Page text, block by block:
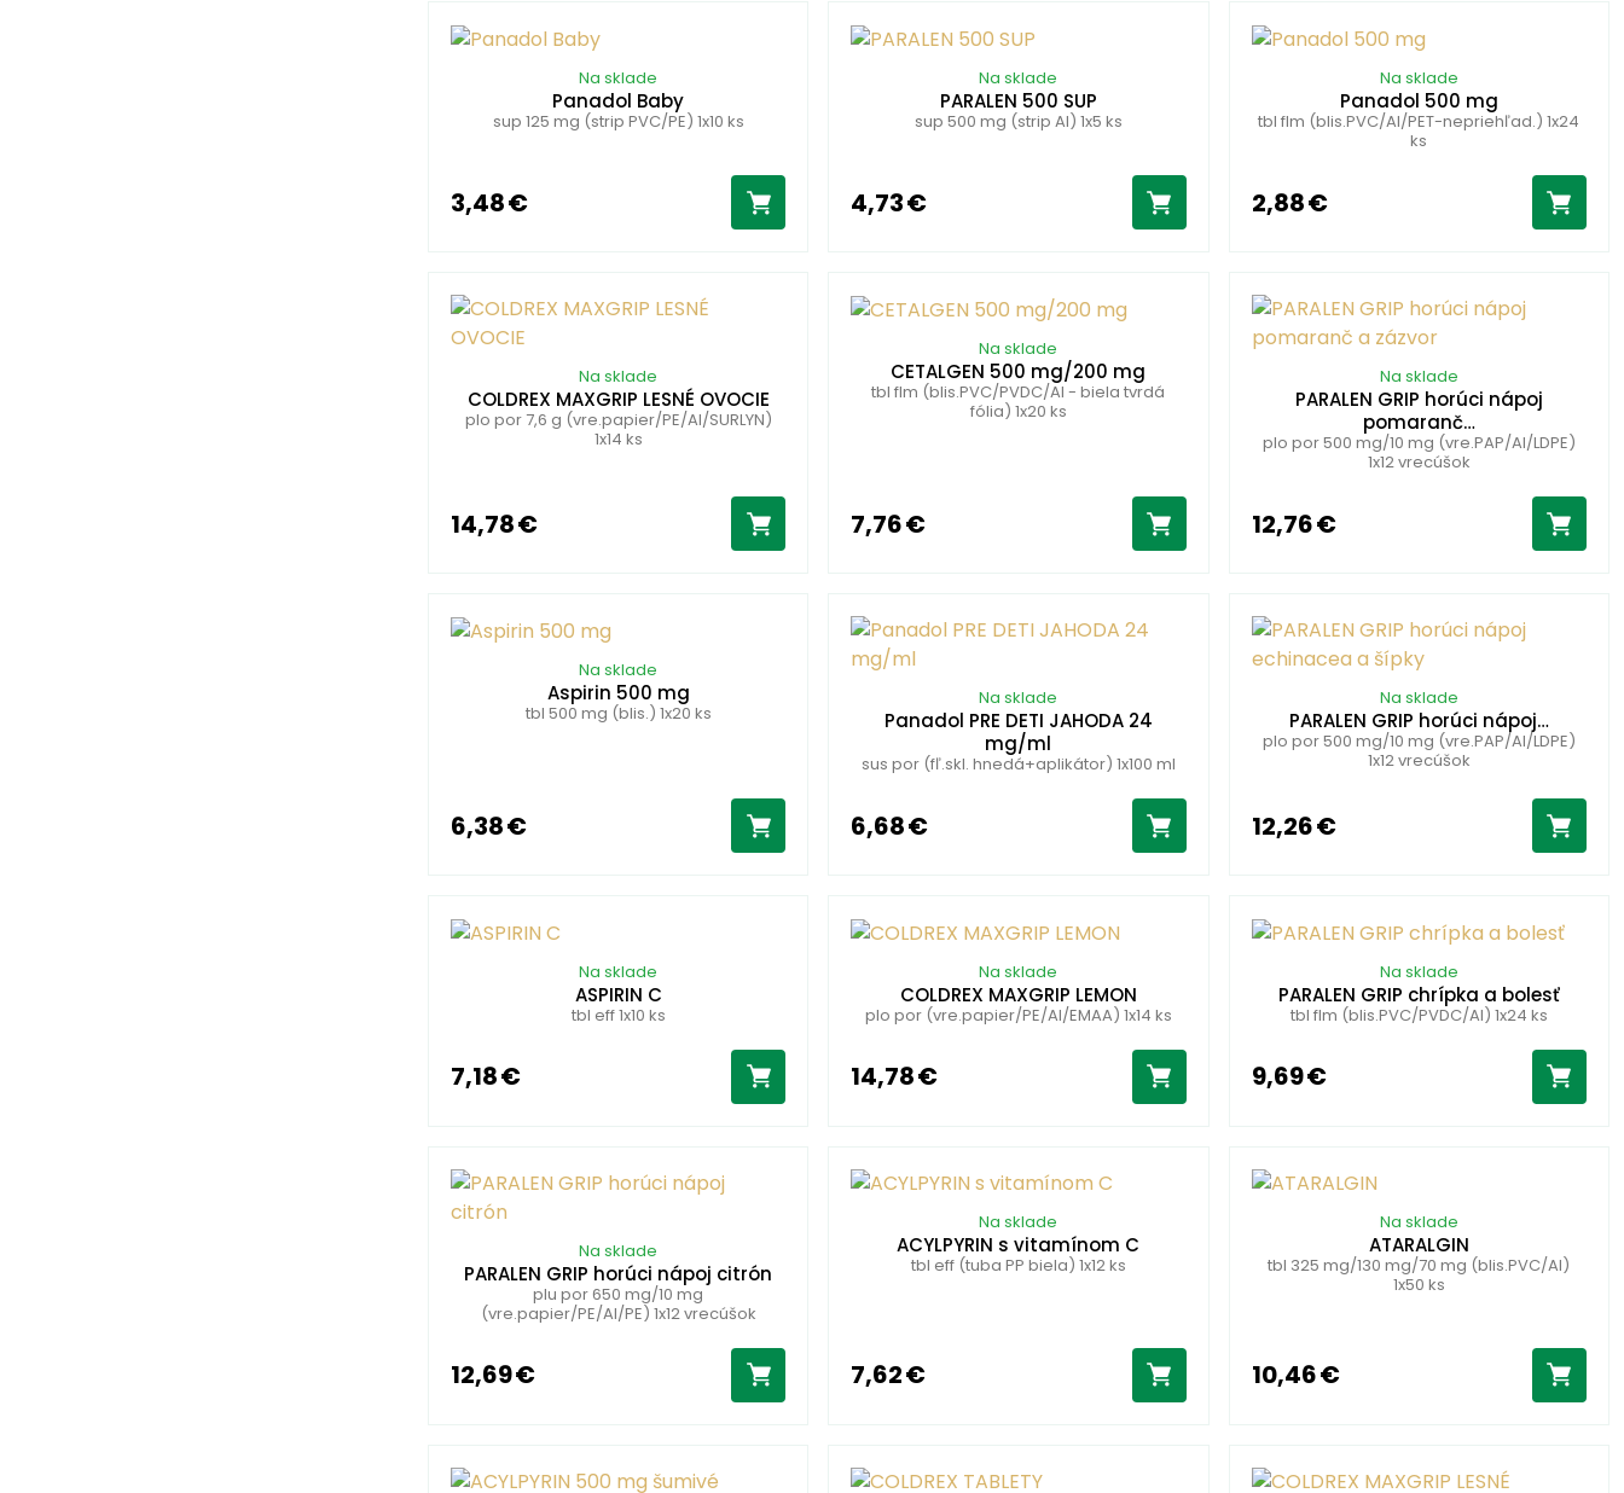
Na sklade
Panadol Baby
sup 125 mg (strip PVC/PE) 1x10 ks
3,48 €
Na sklade
PARALEN 500 SUP
sup 500 mg (strip Al) 1x5 ks
4,73 €
Na sklade
Panadol 500 mg
tbl flm (blis.PVC/Al/PET-nepriehľad.) 1x24
ks
2,88 €
Na sklade
COLDREX MAXGRIP LESNÉ OVOCIE
plo por 7,6 g (vre.papier/PE/Al/SURLYN)
1x14 ks
14,78 €
Na sklade
CETALGEN 500 mg/200 mg
tbl flm (blis.PVC/PVDC/Al - biela tvrdá
fólia) 1x20 ks
7,76 €
Na sklade
PARALEN GRIP horúci nápoj
pomaranč…
plo por 500 mg/10 mg (vre.PAP/Al/LDPE)
1x12 vrecúšok
12,76 €
Na sklade
Aspirin 500 mg
tbl 500 mg (blis.) 1x20 ks
6,38 €
Na sklade
Panadol PRE DETI JAHODA 24
mg/ml
sus por (fľ.skl. hnedá+aplikátor) 1x100 ml
6,68 €
Na sklade
PARALEN GRIP horúci nápoj…
plo por 500 mg/10 mg (vre.PAP/Al/LDPE)
1x12 vrecúšok
12,26 €
Na sklade
ASPIRIN C
tbl eff 1x10 ks
7,18 €
Na sklade
COLDREX MAXGRIP LEMON
plo por (vre.papier/PE/Al/EMAA) 1x14 ks
14,78 €
Na sklade
PARALEN GRIP chrípka a bolesť
tbl flm (blis.PVC/PVDC/Al) 1x24 ks
9,69 €
Na sklade
PARALEN GRIP horúci nápoj citrón
plu por 650 mg/10 mg
(vre.papier/PE/Al/PE) 1x12 vrecúšok
12,69 €
Na sklade
ACYLPYRIN s vitamínom C
tbl eff (tuba PP biela) 1x12 ks
7,62 €
Na sklade
ATARALGIN
tbl 325 mg/130 mg/70 mg (blis.PVC/Al)
1x50 ks
10,46 €